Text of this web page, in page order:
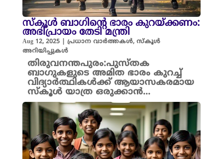
സ്കൂൾ ബാഗിന്റെ ഭാരം കുറയ്ക്കണം:
അഭിപ്രായം തേടി മന്ത്രി
Aug 12, 2025| പ്രധാന വാർത്തകൾ, സ്കൂൾ
അറിയിപ്പുകൾ
തിരുവനന്തപുരം:പുസ്തക
ബാഗുകളുടെ അമിത ഭാരം കുറച്ച്
വിദ്യാർത്ഥികൾക്ക് ആയാസകരമായ
സ്കൂൾ യാത്ര ഒരുക്കാൻ...